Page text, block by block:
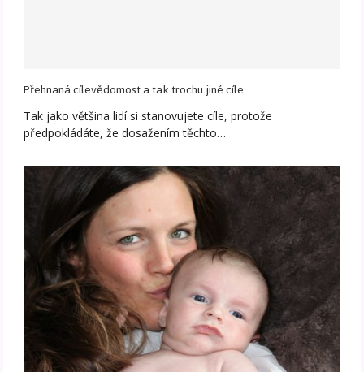
Přehnaná cílevědomost a tak trochu jiné cíle
Tak jako většina lidí si stanovujete cíle, protože
předpokládáte, že dosažením těchto…